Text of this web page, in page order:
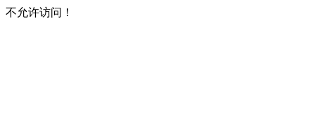
不允许访问！